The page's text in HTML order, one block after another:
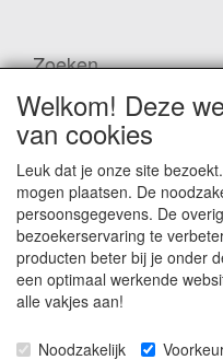
Zoeken
Waar ben je naar op
Winkelwagen
Uw winkelwagen is leeg
Welkom! Deze
van cookies
Leuk dat je onze site
mogen plaatsen. De
persoonsgegevens. De
bezoekerservaring te
producten beter bij je onder
een optimaal werkende
alle vakjes aan!
Noodzakelijk